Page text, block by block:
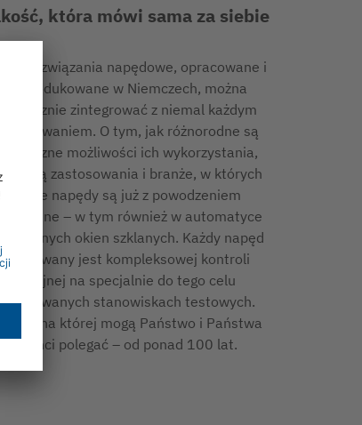
która mówi sama za siebie
rozwiązania napędowe, opracowane i
wyprodukowane w Niemczech, można
elastycznie zintegrować z niemal każdym
zastosowaniem. O tym, jak różnorodne są
techniczne możliwości ich wykorzystania,
zastosowania i branże, w których
nasze napędy są już z powodzeniem
– w tym również w automatyce
okien szklanych. Każdy napęd
poddawany jest kompleksowej kontroli
seryjnej na specjalnie do tego celu
stanowiskach testowych.
na której mogą Państwo i Państwa
klienci polegać – od ponad 100 lat.